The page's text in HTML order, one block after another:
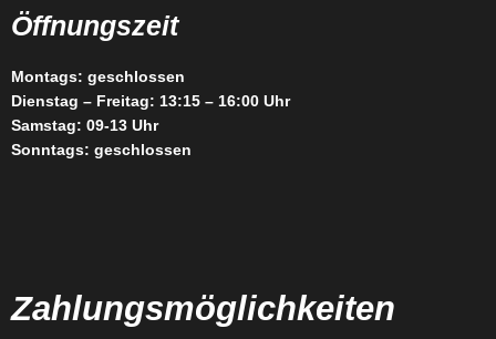
Öffnungszeit
Montags: geschlossen
Dienstag – Freitag: 13:15 – 16:00 Uhr
Samstag: 09-13 Uhr
Sonntags: geschlossen
Zahlungsmöglichkeiten